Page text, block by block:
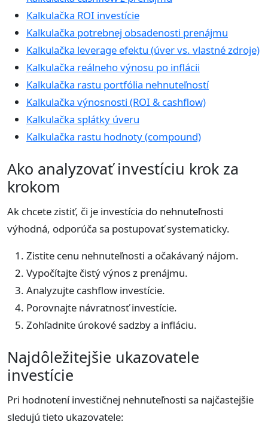
Kalkulačka ROI investície
Kalkulačka potrebnej obsadenosti prenájmu
Kalkulačka leverage efektu (úver vs. vlastné zdroje)
Kalkulačka reálneho výnosu po inflácii
Kalkulačka rastu portfólia nehnuteľností
Kalkulačka výnosnosti (ROI & cashflow)
Kalkulačka splátky úveru
Kalkulačka rastu hodnoty (compound)
Ako analyzovať investíciu krok za
krokom
Ak chcete zistiť, či je investícia do nehnuteľnosti
výhodná, odporúča sa postupovať systematicky.
Zistite cenu nehnuteľnosti a očakávaný nájom.
Vypočítajte čistý výnos z prenájmu.
Analyzujte cashflow investície.
Porovnajte návratnosť investície.
Zohľadnite úrokové sadzby a infláciu.
Najdôležitejšie ukazovatele
investície
Pri hodnotení investičnej nehnuteľnosti sa najčastejšie
sledujú tieto ukazovatele: